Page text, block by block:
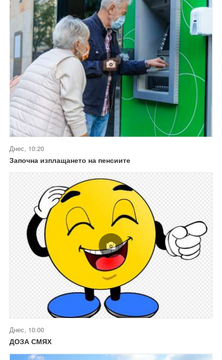
Днес, 10:20
Започна изплащането на пенсиите
Днес, 10:00
ДОЗА СМЯХ